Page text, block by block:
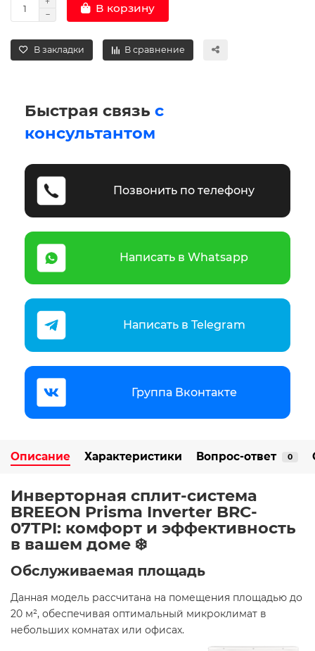
В корзину
В закладки В сравнение
Быстрая связь с
консультантом
Позвонить по телефону
Написать в Whatsapp
Написать в Telegram
Группа Вконтакте
Описание Характеристики Вопрос-ответ 0
Инверторная сплит-система
BREEON Prisma Inverter BRC-
07TPI: комфорт и эффективность
в вашем доме ❄️
Обслуживаемая площадь
Данная модель рассчитана на помещения площадью до
20 м², обеспечивая оптимальный микроклимат в
небольших комнатах или офисах. ​